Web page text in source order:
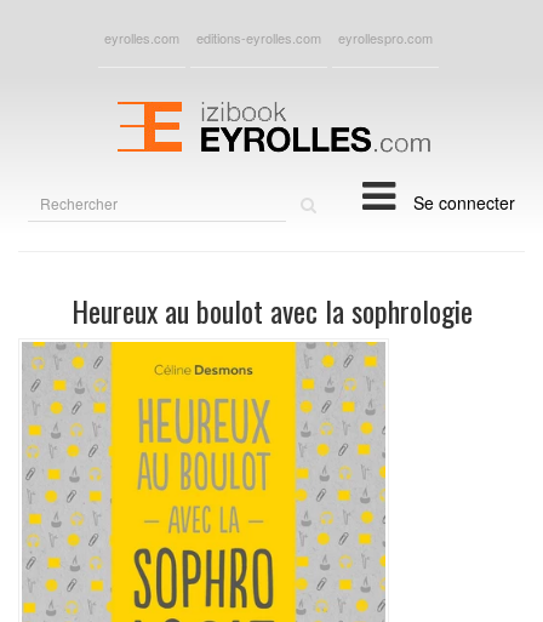
eyrolles.com editions-eyrolles.com eyrollespro.com
Se connecter
Heureux au boulot avec la sophrologie